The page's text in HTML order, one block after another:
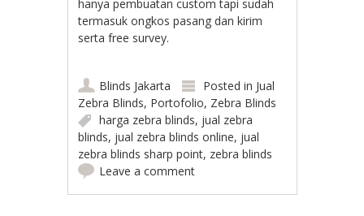
hanya pembuatan custom tapi sudah
termasuk ongkos pasang dan kirim
serta free survey.
Blinds Jakarta Posted in Jual
Zebra Blinds, Portofolio, Zebra Blinds
harga zebra blinds, jual zebra
blinds, jual zebra blinds online, jual
zebra blinds sharp point, zebra blinds
Leave a comment